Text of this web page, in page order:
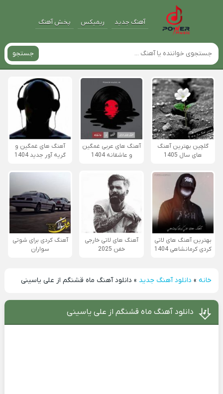
آهنگ جدید ریمیکس پخش آهنگ
جستجو
گلچین بهترین آهنگ
های سال 1405
آهنگ های عربی غمگین
و عاشقانه 1404
آهنگ های غمگین و
گریه آور جدید 1404
بهترین آهنگ های لاتی
کردی کرمانشاهی 1404
آهنگ های لاتی خارجی
خفن 2025
آهنگ کردی برای شوتی
سواران
خانه» دانلود آهنگ جدید » دانلود آهنگ ماه قشنگم از علی یاسینی
دانلود آهنگ ماه قشنگم از علی یاسینی